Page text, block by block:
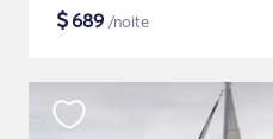
$689 /noite